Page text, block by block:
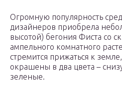
Огромную популярность
дизайнеров приобрела
высотой) бегония Фиста со
ампельного комнатного
стремится прижаться к
окрашены в два цвета –
зеленые.